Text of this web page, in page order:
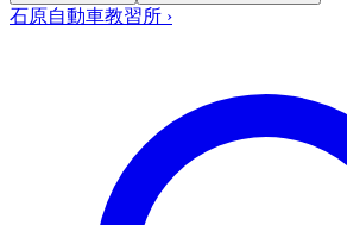
石原自動車教習所 ›